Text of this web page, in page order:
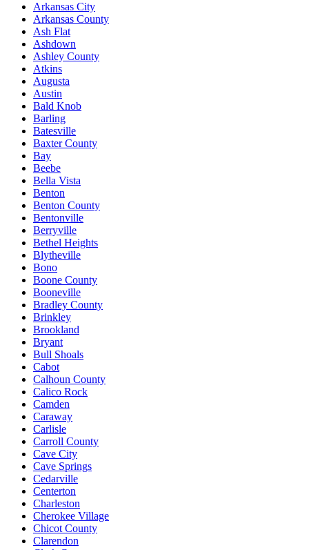
Arkansas City
Arkansas County
Ash Flat
Ashdown
Ashley County
Atkins
Augusta
Austin
Bald Knob
Barling
Batesville
Baxter County
Bay
Beebe
Bella Vista
Benton
Benton County
Bentonville
Berryville
Bethel Heights
Blytheville
Bono
Boone County
Booneville
Bradley County
Brinkley
Brookland
Bryant
Bull Shoals
Cabot
Calhoun County
Calico Rock
Camden
Caraway
Carlisle
Carroll County
Cave City
Cave Springs
Cedarville
Centerton
Charleston
Cherokee Village
Chicot County
Clarendon